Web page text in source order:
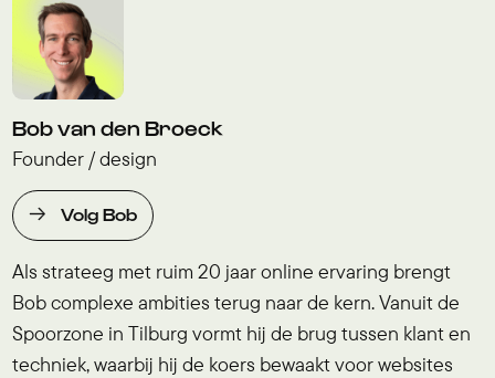
Bob van den Broeck
Founder / design
Volg Bob
Als strateeg met ruim 20 jaar online ervaring brengt
Bob complexe ambities terug naar de kern. Vanuit de
Spoorzone in Tilburg vormt hij de brug tussen klant en
techniek, waarbij hij de koers bewaakt voor websites